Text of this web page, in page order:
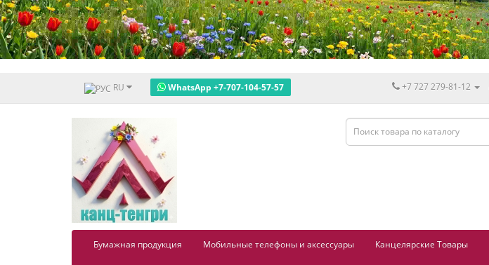
RU WhatsApp +7-707-104-57-57 +7 727 279-81-12
Бумажная продукция Мобильные телефоны и аксессуары Канцелярские Товары